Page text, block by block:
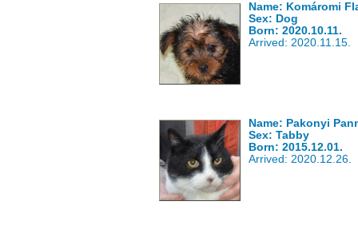
Name: Komáromi
Sex: Dog
Born: 2020.10.11.
Arrived: 2020.11.15.
Name: Pakonyi
Sex: Tabby
Born: 2015.12.01.
Arrived: 2020.12.26.